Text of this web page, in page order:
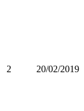
2 20/02/2019